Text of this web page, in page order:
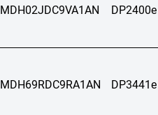
MDH02JDC9VA1AN
MDH69RDC9RA1AN